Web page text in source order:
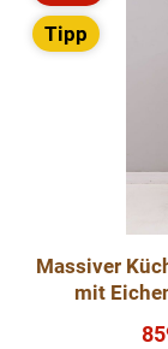
Rabatt
Tipp
Massiver
mit